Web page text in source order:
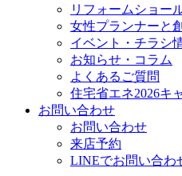
リフォームショー
女性プランナーと
イベント・チラシ
お知らせ・コラム
よくあるご質問
住宅省エネ2026キ
お問い合わせ
お問い合わせ
来店予約
LINEでお問い合わ